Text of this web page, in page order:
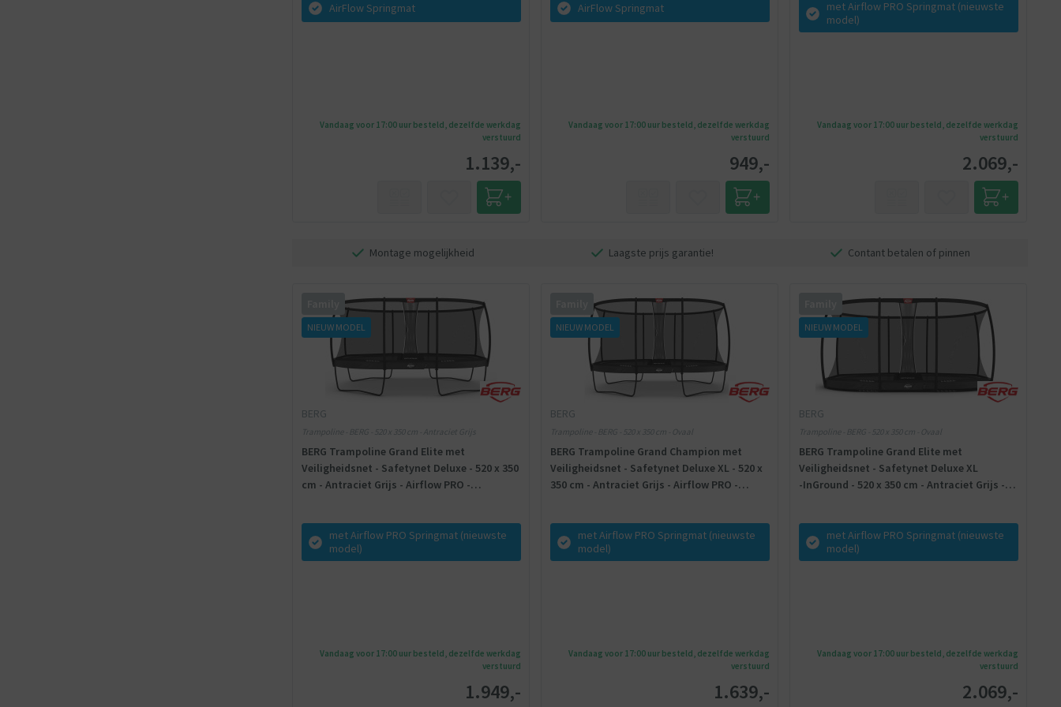
AirFlow Springmat
Vandaag voor 17:00 uur besteld, dezelfde werkdag
verstuurd
1.139,-
AirFlow Springmat
Vandaag voor 17:00 uur besteld, dezelfde werkdag
verstuurd
949,-
met Airflow PRO Springmat (nieuwste
model)
Vandaag voor 17:00 uur besteld, dezelfde werkdag
verstuurd
2.069,-
Montage mogelijkheid Laagste prijs garantie! Contant betalen of pinnen
NIEUW MODEL
BERG
Trampoline - BERG - 520 x 350 cm - Antraciet Grijs
BERG Trampoline Grand Elite met
Veiligheidsnet - Safetynet Deluxe - 520 x 350
cm - Antraciet Grijs - Airflow PRO -
met Airflow PRO Springmat (nieuwste
model)
Vandaag voor 17:00 uur besteld, dezelfde werkdag
verstuurd
1.949,-
NIEUW MODEL
BERG
Trampoline - BERG - 520 x 350 cm - Ovaal
BERG Trampoline Grand Champion met
Veiligheidsnet - Safetynet Deluxe XL - 520 x
350 cm - Antraciet Grijs - Airflow PRO -
met Airflow PRO Springmat (nieuwste
model)
Vandaag voor 17:00 uur besteld, dezelfde werkdag
verstuurd
1.639,-
NIEUW MODEL
BERG
Trampoline - BERG - 520 x 350 cm - Ovaal
BERG Trampoline Grand Elite met
Veiligheidsnet - Safetynet Deluxe XL
- InGround - 520 x 350 cm - Antraciet Grijs -
met Airflow PRO Springmat (nieuwste
model)
Vandaag voor 17:00 uur besteld, dezelfde werkdag
verstuurd
2.069,-